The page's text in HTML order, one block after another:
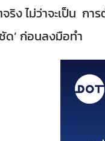
จริง ไม่ว่าจะเป็น
ด’ ก่อนลงมือทำ